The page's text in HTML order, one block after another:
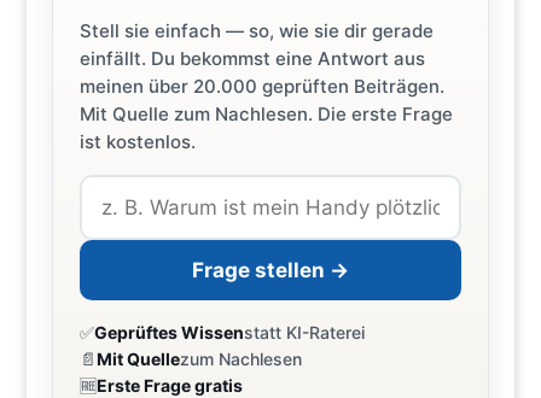
Stell sie einfach — so, wie sie dir gerade
einfällt. Du bekommst eine Antwort aus
meinen über 20.000 geprüften Beiträgen.
Mit Quelle zum Nachlesen. Die erste Frage
ist kostenlos.
Frage stellen →
✅Geprüftes Wissenstatt KI-Raterei
📄Mit Quellezum Nachlesen
🆓Erste Frage gratis